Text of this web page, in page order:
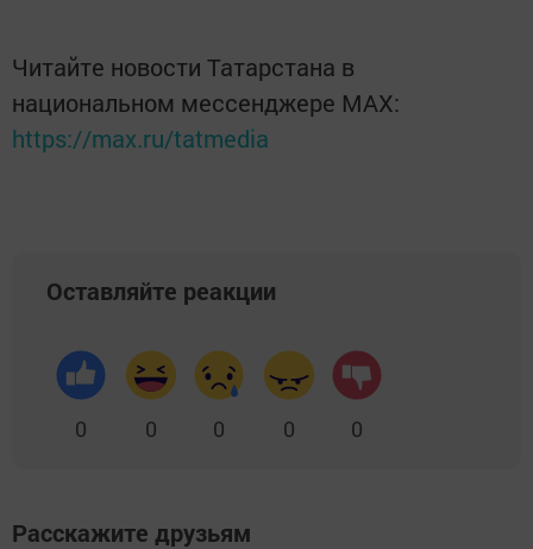
Читайте новости Татарстана в
национальном мессенджере MАХ:
https://max.ru/tatmedia
Оставляйте реакции
0 0 0 0 0
Расскажите друзьям